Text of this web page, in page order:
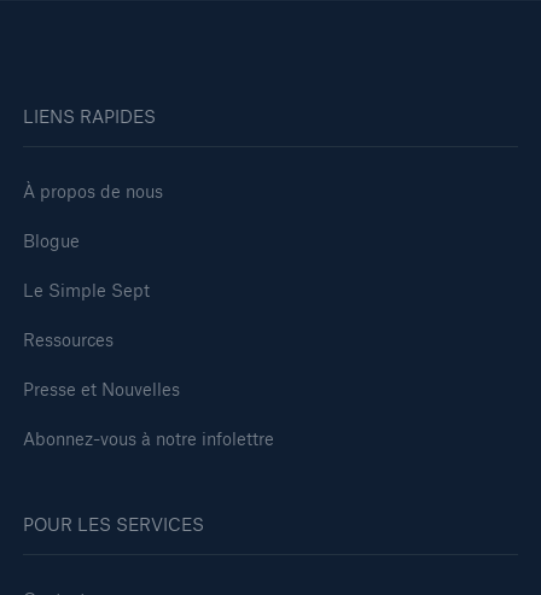
LIENS RAPIDES
À propos de nous
Blogue
Le Simple Sept
Ressources
Presse et Nouvelles
Abonnez-vous à notre infolettre
POUR LES SERVICES